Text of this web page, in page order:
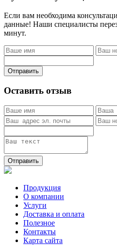
Если вам необходима
данные! Наши специалисты
минут.
Отправить
Оставить отзыв
Отправить
Продукция
О компании
Услуги
Доставка и оплата
Полезное
Контакты
Карта сайта